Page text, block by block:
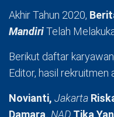
Akhir Tahun 2020,
MandiriTelah
Berikut daftar
Editor, hasil rekruitmen
Novianti, Jakarta
Damara, NAD Tika